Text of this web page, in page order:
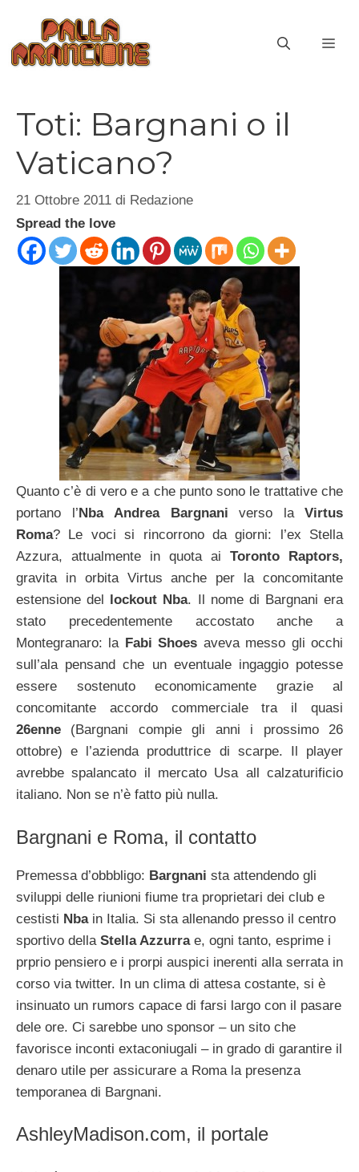
contenuto
Toti: Bargnani o il
Vaticano?
21 Ottobre 2011 di Redazione
Spread the love
Quanto c’è di vero e a che punto sono le trattative che
portano l’ Nba Andrea Bargnani verso la Virtus
Roma? Le voci si rincorrono da giorni: l’ex Stella
Azzura, attualmente in quota ai Toronto Raptors,
gravita in orbita Virtus anche per la concomitante
estensione del
lockout Nba. Il nome di Bargnani era
stato precedentemente accostato anche a
Montegranaro: la Fabi Shoes aveva messo gli occhi
sull’ala pensand che un eventuale ingaggio potesse
essere sostenuto economicamente grazie al
concomitante accordo commerciale tra il quasi
26enne (Bargnani compie gli anni i prossimo 26
ottobre) e l’azienda produttrice di scarpe. Il player
avrebbe spalancato il mercato Usa all calzaturificio
italiano. Non se n’è fatto più nulla.
Bargnani e Roma, il contatto
Premessa d’obbbligo: Bargnani sta attendendo gli
sviluppi delle riunioni fiume tra proprietari dei club e
cestisti Nbain Italia. Si sta allenando presso il centro
sportivo della Stella Azzurrae, ogni tanto, esprime i
prprio pensiero e i prorpi auspici inerenti alla serrata in
corso via twitter. In un clima di attesa costante, si è
insinuato un rumors capace di farsi largo con il pasare
dele ore. Ci sarebbe uno sponsor – un sito che
favorisce inconti extaconiugali – in grado di garantire il
denaro utile per assicurare a Roma la presenza
temporanea di Bargnani.
AshleyMadison.com, il portale